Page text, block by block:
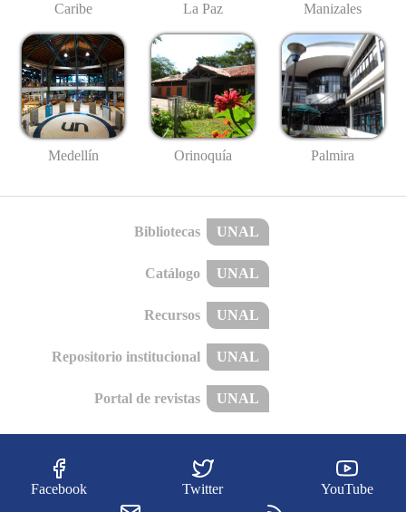
Caribe La Paz Manizales
Medellín Orinoquía Palmira
Bibliotecas UNAL
Catálogo UNAL
Recursos UNAL
Repositorio institucional UNAL
Portal de revistas UNAL
Facebook Twitter YouTube